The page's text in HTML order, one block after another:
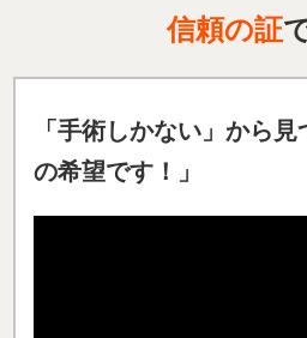
信頼の証
「 手術しかない」から見
の希望です！
」